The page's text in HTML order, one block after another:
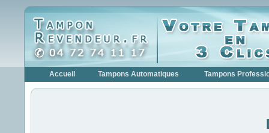
Accueil Tampons Automatiques Tampons